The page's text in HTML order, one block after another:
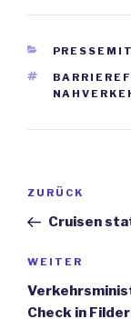
Beitrags-
Vorheriger
Beitrag
ZURÜCK
Cruisen
Nächster
Beitrag
WEITER
Check in